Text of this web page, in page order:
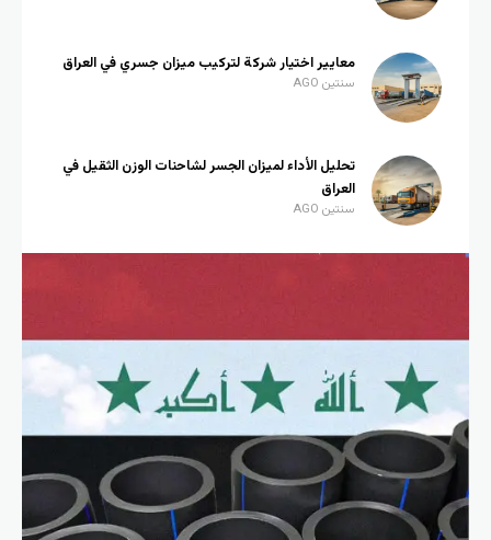
معايير اختيار شركة لتركيب ميزان جسري في العراق
سنتين AGO
تحليل الأداء لميزان الجسر لشاحنات الوزن الثقيل في
العراق
سنتين AGO